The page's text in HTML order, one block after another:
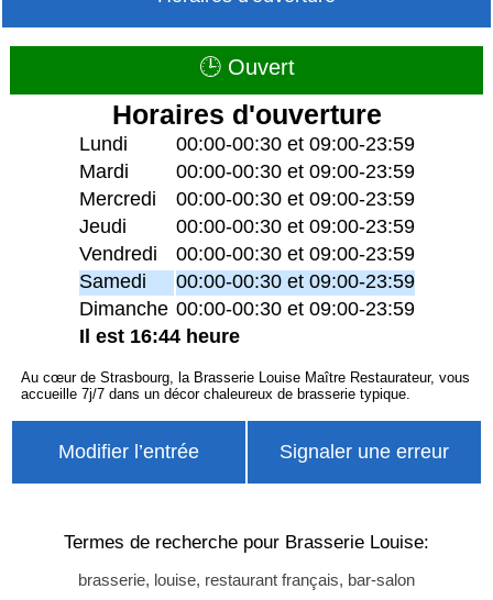
🕒 Ouvert
Horaires d'ouverture
Lundi
00:00-00:30 et 09:00-23:59
Mardi
00:00-00:30 et 09:00-23:59
Mercredi
00:00-00:30 et 09:00-23:59
Jeudi
00:00-00:30 et 09:00-23:59
Vendredi
00:00-00:30 et 09:00-23:59
Samedi
00:00-00:30 et 09:00-23:59
Dimanche 00:00-00:30 et 09:00-23:59
Il est 16:44 heure
Au cœur de Strasbourg, la Brasserie Louise Maître Restaurateur, vous
accueille 7j/7 dans un décor chaleureux de brasserie typique.
Modifier l’entrée Signaler une erreur
Termes de recherche pour Brasserie Louise:
brasserie, louise, restaurant français, bar-salon